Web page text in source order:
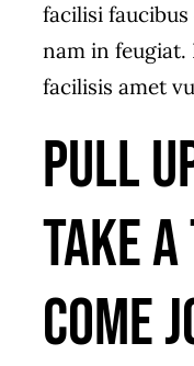
facilisi
nam in feugiat.
facilisis amet
Pull
Take
Come